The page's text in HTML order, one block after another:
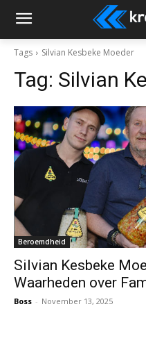
Tags Silvian Kesbeke Moeder
Tag: Silvian
Beroemdheid
Silvian Kesbeke
Waarheden over
Boss - November 13, 2025